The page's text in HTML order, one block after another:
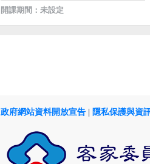
開課期間：未設定
政府網站資料開放宣告 隱私保護與資